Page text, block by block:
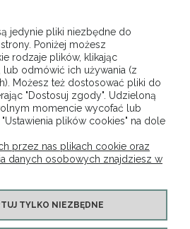
(0)
O NAS
KLIENTA
jedynie pliki niezbędne do
Poniżej możesz
rodzaje plików, klikając
lub odmówić ich używania (z
Możesz też dostosować pliki do
"Dostosuj zgody". Udzieloną
momencie wycofać lub
plików cookies" na dole
przez nas plikach cookie oraz
danych osobowych znajdziesz w
TYLKO NIEZBĘDNE